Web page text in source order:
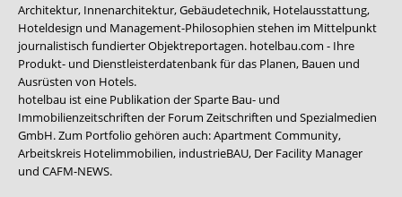
Architektur, Innenarchitektur, Gebäudetechnik, Hotelausstattung,
Hoteldesign und Management-Philosophien stehen im Mittelpunkt
journalistisch fundierter Objektreportagen. hotelbau.com - Ihre
Produkt- und Dienstleisterdatenbank für das Planen, Bauen und
Ausrüsten von Hotels.
hotelbau ist eine Publikation der Sparte Bau- und
Immobilienzeitschriften der Forum Zeitschriften und Spezialmedien
GmbH. Zum Portfolio gehören auch:Apartment Community,
Arbeitskreis Hotelimmobilien, industrieBAU, Der Facility Manager
und CAFM-NEWS.